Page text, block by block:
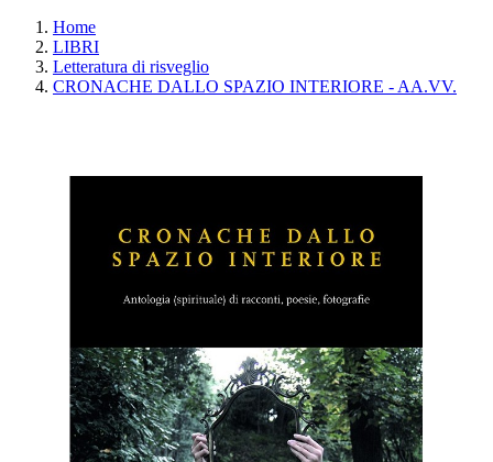
Home
LIBRI
Letteratura di risveglio
CRONACHE DALLO SPAZIO INTERIORE - AA.VV.